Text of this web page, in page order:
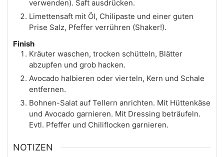
verwenden). Saft ausdrücken.
Limettensaft mit Öl, Chilipaste und einer guten
Prise Salz, Pfeffer verrühren (Shaker!).
Finish
Kräuter waschen, trocken schütteln, Blätter
abzupfen und grob hacken.
Avocado halbieren oder vierteln, Kern und Schale
entfernen.
Bohnen-Salat auf Tellern anrichten. Mit Hüttenkäse
und Avocado garnieren. Mit Dressing beträufeln.
Evtl. Pfeffer und Chiliflocken garnieren.
NOTIZEN